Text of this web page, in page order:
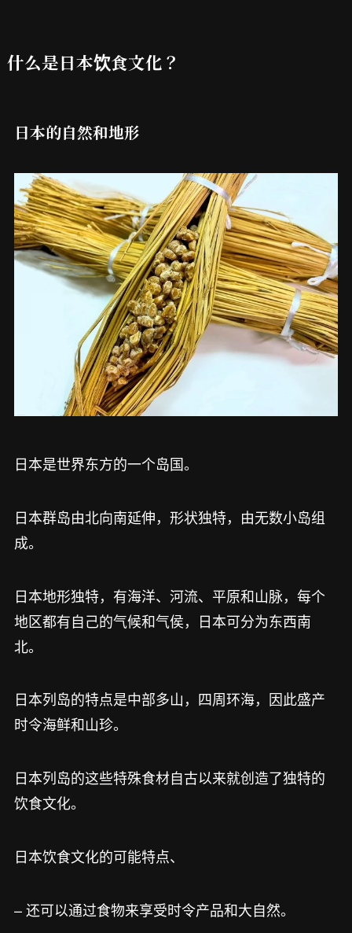
什么是日本饮食文化？
日本的自然和地形
日本是世界东方的一个岛国。
日本群岛由北向南延伸，形状独特，由无数小岛组
成。
日本地形独特，有海洋、河流、平原和山脉，每个
地区都有自己的气候和气侯，日本可分为东西南
北。
日本列岛的特点是中部多山，四周环海，因此盛产
时令海鲜和山珍。
日本列岛的这些特殊食材自古以来就创造了独特的
饮食文化。
日本饮食文化的可能特点、
– 还可以通过食物来享受时令产品和大自然。